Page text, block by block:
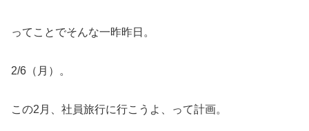
ってことでそんな一昨昨日。
2/6（月）。
この2月、社員旅行に行こうよ、って計画。